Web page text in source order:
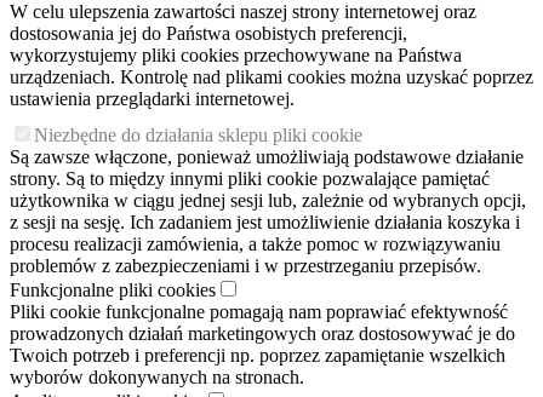
W celu ulepszenia zawartości naszej strony internetowej oraz
dostosowania jej do Państwa osobistych preferencji,
wykorzystujemy pliki cookies przechowywane na Państwa
urządzeniach. Kontrolę nad plikami cookies można uzyskać poprzez
ustawienia przeglądarki internetowej.
Niezbędne do działania sklepu pliki cookie
Są zawsze włączone, ponieważ umożliwiają podstawowe działanie
strony. Są to między innymi pliki cookie pozwalające pamiętać
użytkownika w ciągu jednej sesji lub, zależnie od wybranych opcji,
z sesji na sesję. Ich zadaniem jest umożliwienie działania koszyka i
procesu realizacji zamówienia, a także pomoc w rozwiązywaniu
problemów z zabezpieczeniami i w przestrzeganiu przepisów.
Funkcjonalne pliki cookies
Pliki cookie funkcjonalne pomagają nam poprawiać efektywność
prowadzonych działań marketingowych oraz dostosowywać je do
Twoich potrzeb i preferencji np. poprzez zapamiętanie wszelkich
wyborów dokonywanych na stronach.